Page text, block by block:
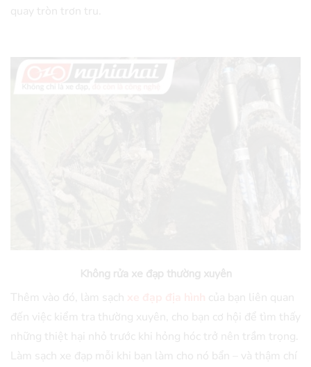
quay tròn trơn tru.
Không rửa xe đạp thường xuyên
Thêm vào đó, làm sạch
của bạn liên quan
đến việc kiểm tra thường xuyên, cho bạn cơ hội để tìm thấy
những thiệt hại nhỏ trước khi hỏng hóc trở nên trầm trọng.
Làm sạch xe đạp mỗi khi bạn làm cho nó bẩn – và thậm chí